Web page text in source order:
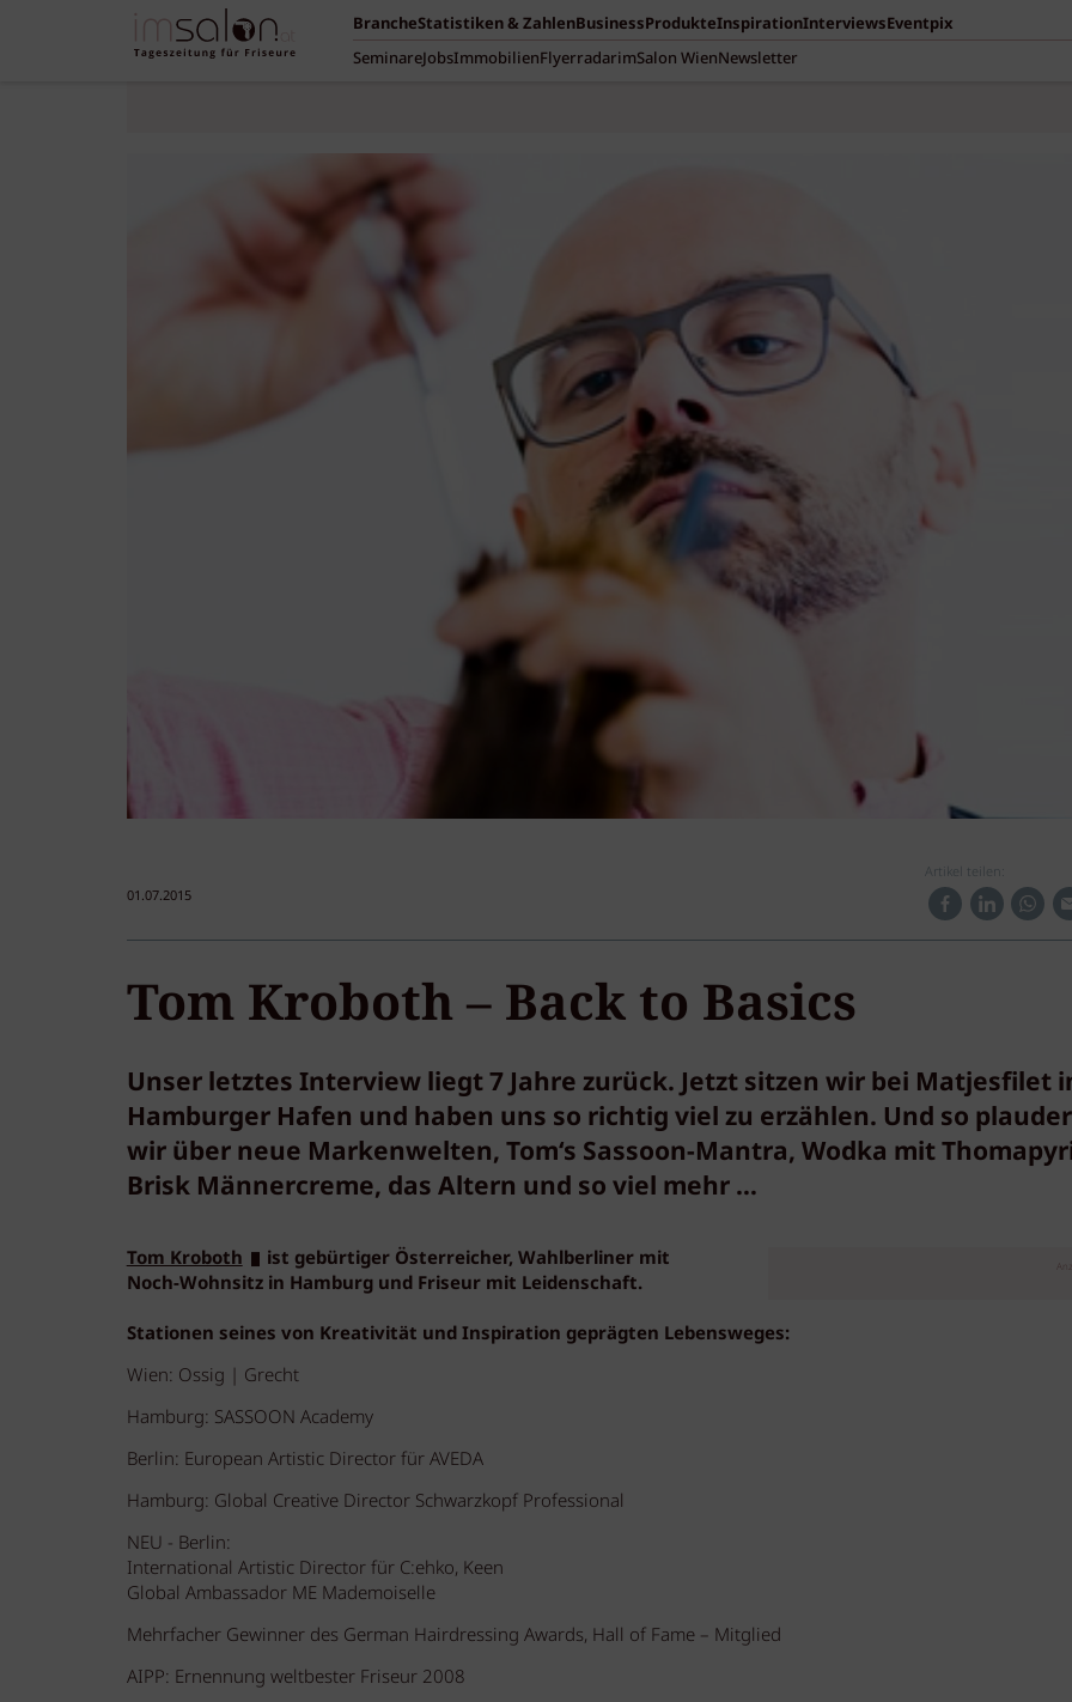
BrancheStatistiken & ZahlenBusinessProdukteInspirationInterviewsEventpix
SeminareJobsImmobilienFlyerradarimSalon WienNewsletter
01.07.2015
Artikel teilen:
Tom Kroboth – Back to Basics
Unser letztes Interview liegt 7 Jahre zurück. Jetzt sitzen wir bei Matjesfilet
Hamburger Hafen und haben uns so richtig viel zu erzählen. Und so
wir über neue Markenwelten, Tom‘s Sassoon-Mantra, Wodka mit
Brisk Männercreme, das Altern und so viel mehr …
Tom Kroboth
ist gebürtiger Österreicher, Wahlberliner mit
Noch-Wohnsitz in Hamburg und Friseur mit Leidenschaft.
Stationen seines von Kreativität und Inspiration geprägten Lebensweges:
Wien: Ossig | Grecht
Hamburg: SASSOON Academy
Berlin: European Artistic Director für AVEDA
Hamburg: Global Creative Director Schwarzkopf Professional
NEU - Berlin:
International Artistic Director für C:ehko, Keen
Global Ambassador ME Mademoiselle
Mehrfacher Gewinner des German Hairdressing Awards, Hall of Fame – Mitglied
AIPP: Ernennung weltbester Friseur 2008